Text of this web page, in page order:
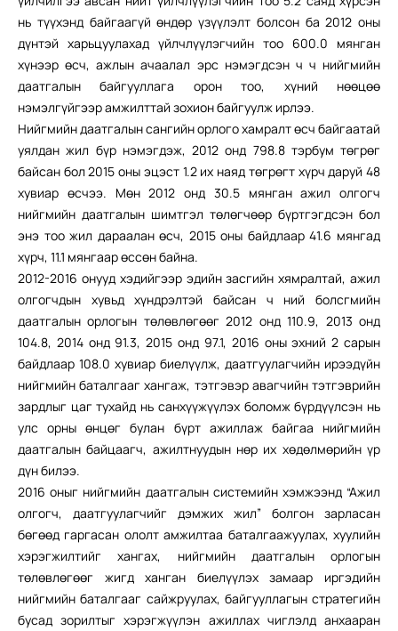
нь түүхэнд байгаагүй өндөр үзүүлэлт болсон ба 2012 оны
дүнтэй харьцуулахад үйлчлүүлэгчийн тоо 600.0 мянган
хүнээр өсч, ажлын ачаалал эрс нэмэгдсэн ч ч нийгмийн
даатгалын байгууллага орон тоо, хүний нөөцөө
нэмэлгүйгээр амжилттай зохион байгуулж ирлээ.
Нийгмийн даатгалын сангийн орлого хамралт өсч байгаатай
уялдан жил бүр нэмэгдэж, 2012 онд 798.8 тэрбум төгрөг
байсан бол 2015 оны эцэст 1.2 их наяд төгрөгт хүрч даруй 48
хувиар өсчээ. Мөн 2012 онд 30.5 мянган ажил олгогч
нийгмийн даатгалын шимтгэл төлөгчөөр бүртгэгдсэн бол
энэ тоо жил дараалан өсч, 2015 оны байдлаар 41.6 мянгад
хүрч, 11.1 мянгаар өссөн байна.
2012-2016 онууд хэдийгээр эдийн засгийн хямралтай, ажил
олгогчдын хувьд хүндрэлтэй байсан ч ний болсгмийн
даатгалын орлогын төлөвлөгөөг 2012 онд 110.9, 2013 онд
104.8, 2014 онд 91.3, 2015 онд 97.1, 2016 оны эхний 2 сарын
байдлаар 108.0 хувиар биелүүлж, даатгуулагчийн ирээдүйн
нийгмийн баталгааг хангаж, тэтгэвэр авагчийн тэтгэврийн
зардлыг цаг тухайд нь санхүүжүүлэх боломж бүрдүүлсэн нь
улс орны өнцөг булан бүрт ажиллаж байгаа нийгмийн
даатгалын байцаагч, ажилтнуудын нөр их хөдөлмөрийн үр
дүн билээ.
2016 оныг нийгмийн даатгалын системийн хэмжээнд “Ажил
олгогч, даатгуулагчийг дэмжих жил” болгон зарласан
бөгөөд гаргасан ололт амжилтаа баталгаажуулах, хуулийн
хэрэгжилтийг хангах, нийгмийн даатгалын орлогын
төлөвлөгөөг жигд ханган биелүүлэх замаар иргэдийн
нийгмийн баталгааг сайжруулах, байгууллагын стратегийн
бусад зорилтыг хэрэгжүүлэн ажиллах чиглэлд анхааран